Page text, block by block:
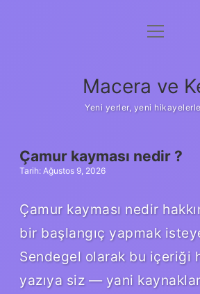
Anasayfa
Yasal Uyarı
menüyü
Macera ve
Yeni yerler, yeni
MACERA
KEŞIF
YAZILAR
Çamur kayması nedir ?
Tarih: Ağustos 9, 2026
Çamur kayması nedir
bir başlangıç yapmak
Sendegel olarak bu içeriği
yazıya siz — yani